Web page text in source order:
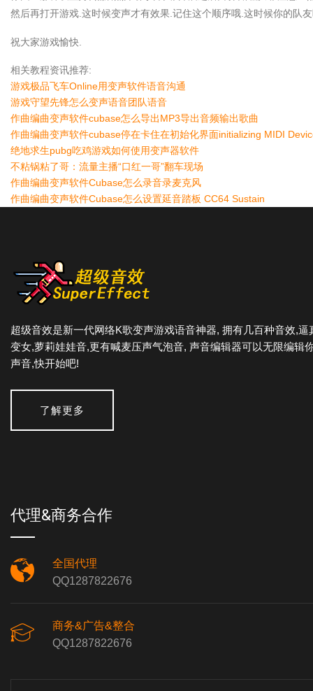
然后再打开游戏.这时候变声才有效果.记住这个顺序哦.这时候你的队
祝大家游戏愉快.
相关教程资讯推荐:
游戏极品飞车Online用变声软件语音沟通
游戏守望先锋怎么变声语音团队语音
作曲编曲变声软件cubase怎么导出MP3导出音频输出歌曲
作曲编曲变声软件cubase停在卡住在初始化界面initializing MIDI
绝地求生pubg吃鸡游戏如何使用变声器软件
不粘锅粘了哥：流量主播“口红一哥”翻车现场
作曲编曲变声软件Cubase怎么录音录麦克风
作曲编曲变声软件Cubase怎么设置延音踏板 CC64 Sustain
超级音效是新一代网络K歌变声游戏语音神器, 拥有几百种音效,逼
变女,萝莉娃娃音,更有喊麦压声气泡音, 声音编辑器可以无限编辑
声音,快开始吧!
了解更多
代理&商务合作
全国代理
QQ1287822676
商务&广告&整合
QQ1287822676